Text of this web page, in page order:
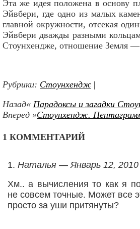
Эта же идея положена в основу
Эйвбери, где одно из малых
главной окружности, отсекая
Эйвбери дважды разными
Стоунхендже, отношение Земля
Рубрики: Стоунхендж |
Назад« Парадоксы и загадки
Вперед »Стоунхендж.
1 КОММЕНТАРИЙ
Наталья — Январь 12, 2010
Хм.. а вычисления то как я
не совсем точные. Может все
просто за уши притянуты?